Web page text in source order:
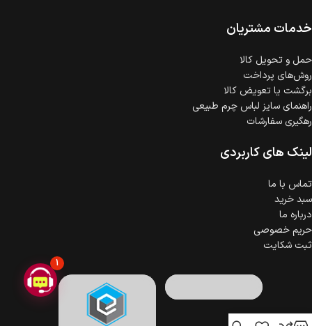
است.
گارانتی معتبر برای تمامی محصولات ارائه می‌شود.
خدمات مشتریان
حمل‌ و تحویل کالا
روش‌های پرداخت
برگشت یا تعویض کالا
راهنمای سایز لباس چرم طبیعی
رهگیری سفارشات
لینک های کاربردی
تماس با ما
سبد خرید
درباره ما
حریم خصوصی
ثبت شکایت
1